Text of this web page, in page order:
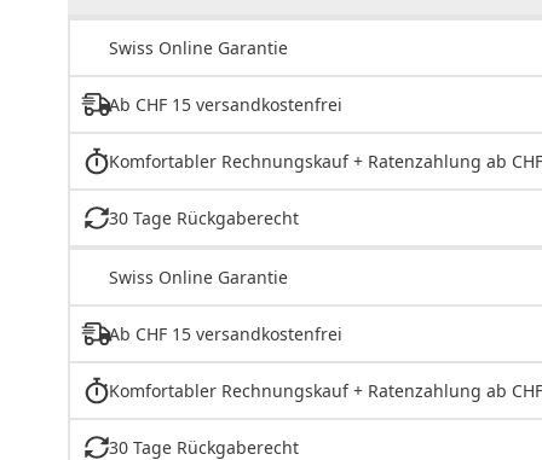
Swiss Online Garantie
Ab CHF 15 versandkostenfrei
Komfortabler Rechnungskauf + Ratenzahlung ab
30 Tage Rückgaberecht
Swiss Online Garantie
Ab CHF 15 versandkostenfrei
Komfortabler Rechnungskauf + Ratenzahlung ab
30 Tage Rückgaberecht